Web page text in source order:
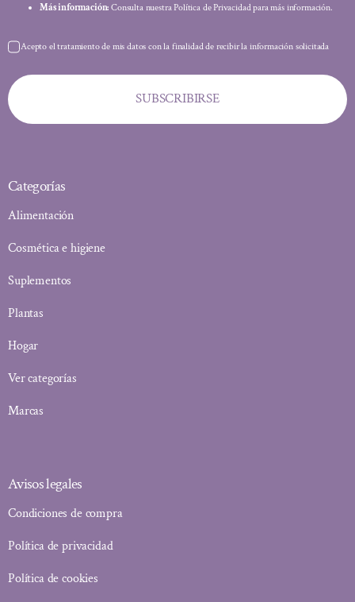
Más información: Consulta nuestra Política de Privacidad para más información.
Acepto el tratamiento de mis datos con la finalidad de recibir la información solicitada
SUBSCRIBIRSE
Categorías
Alimentación
Cosmética e higiene
Suplementos
Plantas
Hogar
Ver categorías
Marcas
Avisos legales
Condiciones de compra
Política de privacidad
Política de cookies